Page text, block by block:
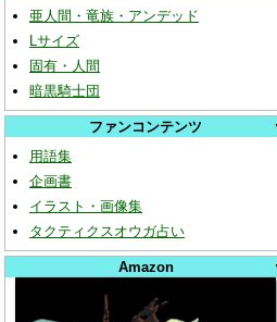
亜人間・竜族・アンデッド
Lサイズ
固有・人間
暗黒騎士団
ファンコンテンツ
用語集
企画書
イラスト・画像集
タクティクスオウガ占い
Amazon